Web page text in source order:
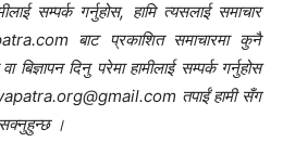
सम्पर्क गर्नुहोस, हामि त्यसलाई समाचार
बाट प्रकाशित समाचारमा कुनै
बिज्ञापन दिनु परेमा हामीलाई सम्पर्क गर्नुहोस
तपाईं हामी सँग
।